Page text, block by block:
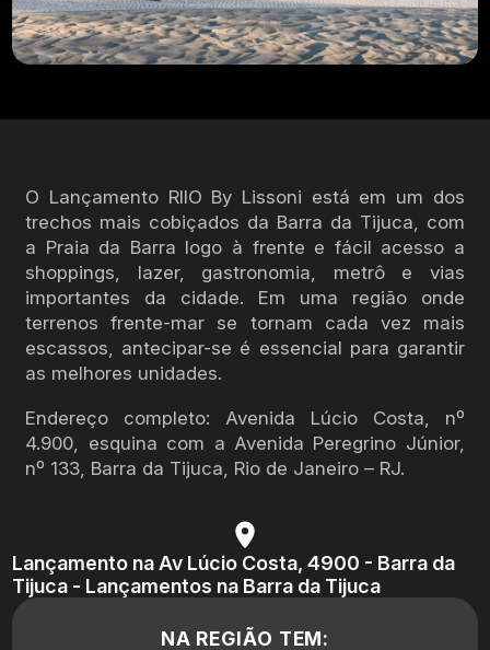
O Lançamento RIIO By Lissoni está em um dos
trechos mais cobiçados da Barra da Tijuca, com
a Praia da Barra logo à frente e fácil acesso a
shoppings, lazer, gastronomia, metrô e vias
importantes da cidade. Em uma região onde
terrenos frente-mar se tornam cada vez mais
escassos, antecipar-se é essencial para garantir
as melhores unidades.
Endereço completo: Avenida Lúcio Costa, nº
4.900, esquina com a Avenida Peregrino Júnior,
nº 133, Barra da Tijuca, Rio de Janeiro – RJ.
Lançamento na Av Lúcio Costa, 4900 - Barra da
Tijuca - Lançamentos na Barra da Tijuca
NA REGIÃO TEM: